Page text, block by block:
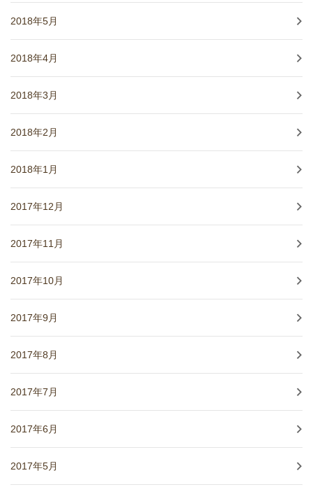
2018年5月
2018年4月
2018年3月
2018年2月
2018年1月
2017年12月
2017年11月
2017年10月
2017年9月
2017年8月
2017年7月
2017年6月
2017年5月